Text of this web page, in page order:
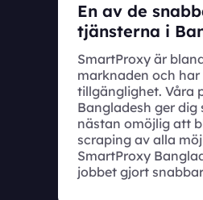
En av de
tjänsterna i
SmartProxy är
marknaden och
tillgänglighet. Våra
Bangladesh ger
nästan omöjlig att
scraping av alla
SmartProxy
jobbet gjort